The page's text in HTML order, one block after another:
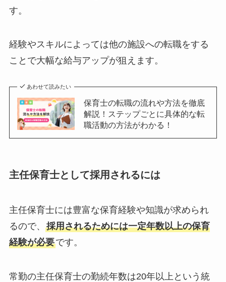
す。
経験やスキルによっては他の施設への転職をする
ことで大幅な給与アップが狙えます。
あわせて読みたい
保育士の転職の流れや方法を徹底
解説！ステップごとに具体的な転
職活動の方法がわかる！
主任保育士として採用されるには
主任保育士には豊富な保育経験や知識が求められ
るので、 採用されるためには一定年数以上の保育
経験が必要です。
常勤の主任保育士の勤続年数は20年以上という統